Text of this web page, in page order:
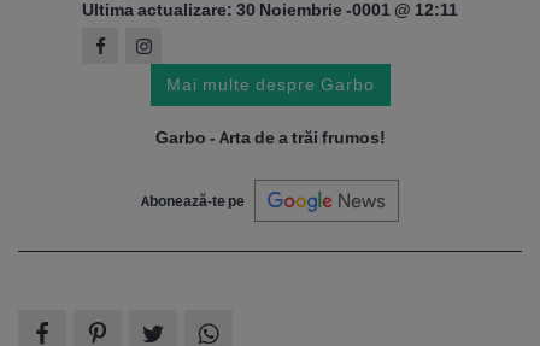
Ultima actualizare: 30 Noiembrie -0001 @ 12:11
Mai multe despre Garbo
Garbo - Arta de a trăi frumos!
Abonează-te pe